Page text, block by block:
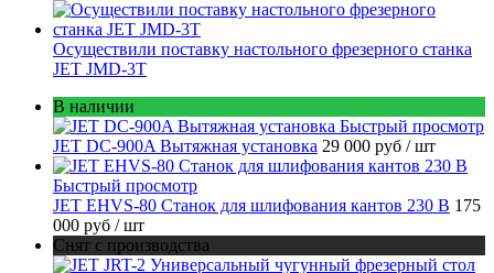
Осуществили поставку настольного фрезерного станка
JET JMD-3T
В наличии
Быстрый просмотр
JET DC-900A Вытяжная установка 29 000 руб / шт
Быстрый просмотр
JET EHVS-80 Станок для шлифования кантов 230 В 175
000 руб / шт
Снят с производства